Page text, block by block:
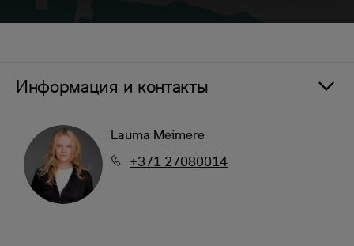
Информация и контакты
Lauma Meimere
+371 27080014